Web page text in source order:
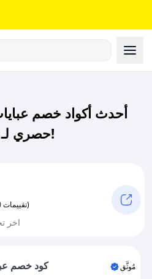
أحدث أكواد خصم
حصري لـ عبايات بينك ات الآن!
(0 تقييمات)
اخر
كود خصم مُوثَّق